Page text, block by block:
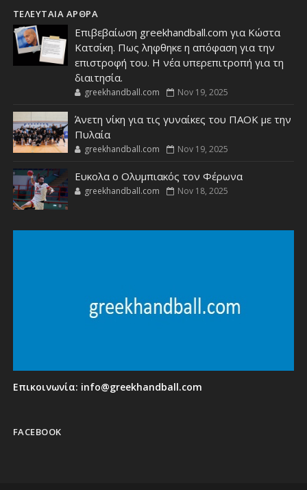
ΤΕΛΕΥΤΑΙΑ ΑΡΘΡΑ
Επιβεβαίωση greekhandball.com για Κώστα
Κατσίκη. Πως ληφθηκε η απόφαση για την
επιστροφή του. Η νέα υπερεπιτροπή για τη
διαιτησία.
greekhandball.com Nov 19, 2025
Άνετη νίκη για τις γυναίκες του ΠΑΟΚ με την
Πυλαία
greekhandball.com Nov 19, 2025
Ευκολα ο Ολυμπιακός τον Φέρωνα
greekhandball.com Nov 18, 2025
Επικοινωνία: info@greekhandball.com
FACEBOOK